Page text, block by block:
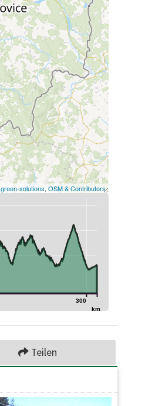
green-solutions, OSM & Contributors
300
km
Teilen